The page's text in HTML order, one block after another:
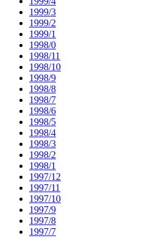
1999/3
1999/2
1999/1
1998/0
1998/11
1998/10
1998/9
1998/8
1998/7
1998/6
1998/5
1998/4
1998/3
1998/2
1998/1
1997/12
1997/11
1997/10
1997/9
1997/8
1997/7